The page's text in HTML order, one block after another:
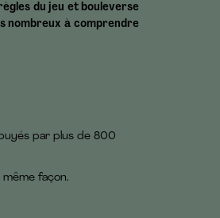
du jeu et bouleverse
nombreux à comprendre
par plus de 800
façon.